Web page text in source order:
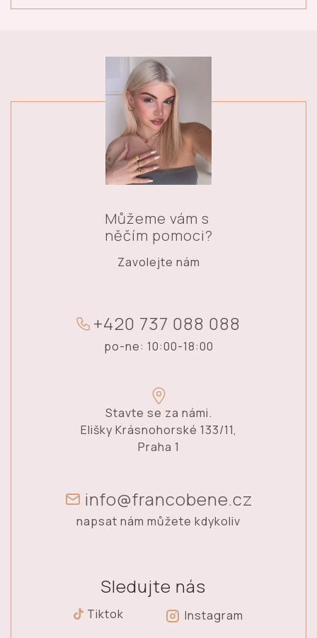
Můžeme vám s
něčím pomoci?
Zavolejte nám
+420 737 088 088
po-ne: 10:00-18:00
Stavte se za námi.
Elišky Krásnohorské 133/11,
Praha 1
info@francobene.cz
napsat nám můžete kdykoliv
Sledujte nás
Tiktok Instagram